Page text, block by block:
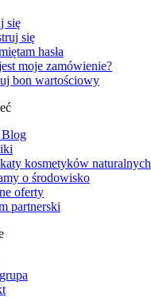
się
się
hasła
moje zamówienie?
bon wartościowy
Blog
kosmetyków naturalnych
o środowisko
oferty
partnerski